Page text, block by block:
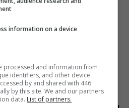
em Find the Toads! que
se movessem e/ou
para melhorar a
information on a device
processed and information from
identifiers, and other device
by and shared with 446
by this site. We and our partners
data. List of partners.